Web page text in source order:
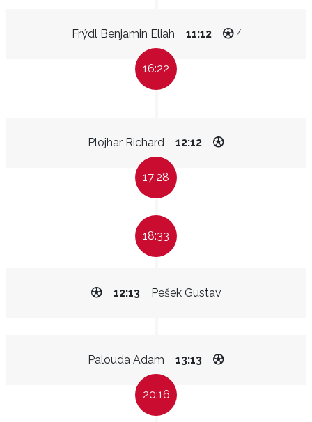
Frýdl Benjamin Eliah 11:12 7
16:22
Plojhar Richard 12:12
17:28
18:33
Pešek Gustav
12:13
Palouda Adam 13:13
20:16